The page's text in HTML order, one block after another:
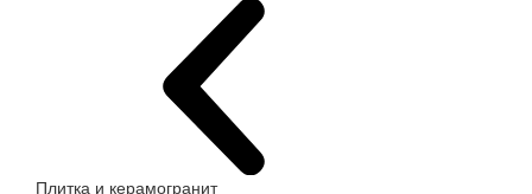
Плитка и керамогранит